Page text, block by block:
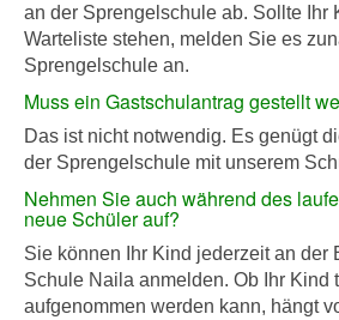
an der Sprengelschule ab. Sollte Ihr
Warteliste stehen, melden Sie es
Sprengelschule an.
Muss ein Gastschulantrag gestellt
Das ist nicht notwendig. Es genügt
der Sprengelschule mit unserem
Nehmen Sie auch während des
neue Schüler auf?
Sie können Ihr Kind jederzeit an der
Schule Naila anmelden. Ob Ihr Kind
aufgenommen werden kann, hängt